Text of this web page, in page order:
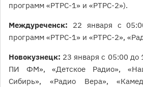
программ «РТРС-1» и «РТРС-2»).
Междуреченск: 22 января с
программ «РТРС-1» и «РТРС-2»,
Новокузнецк: 23 января с 05:00
ПИ ФM», «Детское Радио»,
Сибирь», «Радио Вера»,